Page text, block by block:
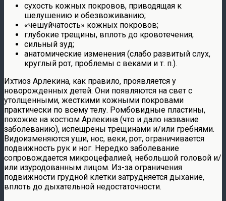
сухость кожных покровов, приводящая к
шелушению и обезвоживанию;
«чешуйчатость» кожных покровов;
глубокие трещины, вплоть до кровотечения;
сильный зуд;
анатомические изменения (слабо развитый слух,
круглый рот, проблемы с веками и т. п.).
Ихтиоз Арлекина, как правило, проявляется у
новорожденных детей. Они появляются на свет с
утолщенными, жесткими кожными покровами
практически по всему телу. Ромбовидные пластины,
похожие на костюм Арлекина (что и дало название
заболеванию), испещрены трещинами и/или гребнями.
Видоизменяются уши, нос, веки, рот, ограничивается
подвижность рук и ног. Нередко заболевание
сопровождается микроцефалией, небольшой головой и/
или изуродованным лицом. Из-за ограничения
подвижности грудной клетки затрудняется дыхание,
вплоть до дыхательной недостаточности.